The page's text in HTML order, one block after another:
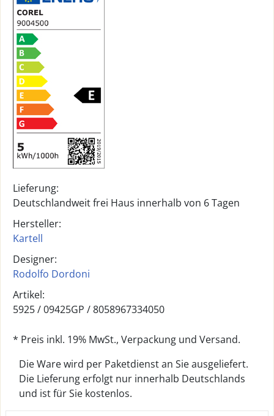
Lieferung:
Deutschlandweit frei Haus innerhalb von 6 Tagen
Hersteller:
Kartell
Designer:
Rodolfo Dordoni
Artikel:
5925 /09425GP /8058967334050
* Preis inkl. 19% MwSt., Verpackung und Versand.
Die Ware wird per Paketdienst an Sie ausgeliefert.
Die Lieferung erfolgt nur innerhalb Deutschlands
und ist für Sie kostenlos.